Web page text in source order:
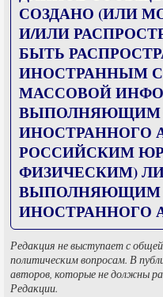
СОЗДАНО (ИЛИ
И/ИЛИ
БЫТЬ
ИНОСТРАННЫМ
МАССОВОЙ
ВЫПОЛНЯЮЩИМ
ИНОСТРАННОГО
РОССИЙСКИМ
ФИЗИЧЕСКИМ)
ВЫПОЛНЯЮЩИМ
ИНОСТРАННОГО
Редакция не выступает с
политическим вопросам. В
авторов, которые не должны
Редакции.